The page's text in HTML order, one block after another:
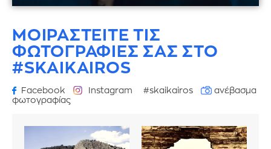
ΜΟΙΡΑΣΤΕΙΤΕ ΤΙΣ
ΦΩΤΟΓΡΑΦΙΕΣ ΣΑΣ ΣΤΟ
#SKAIKAIROS
Facebook Instagram #skaikairos
ανέβασμα
φωτογραφίας